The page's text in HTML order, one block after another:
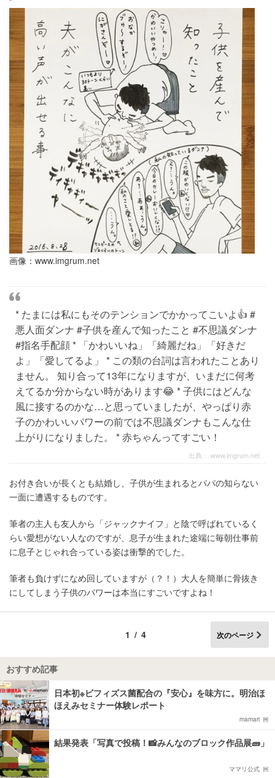
画像： www.imgrum.net
* たまには私にもそのテンションでかかってこいよ👍 #
悪人面ダンナ #子供を産んで知ったこと #不思議ダンナ
#指名手配顔 * 「かわいいね」「綺麗だね」「好きだ
よ」「愛してるよ」 * この類の台詞は言われたことあり
ません。 知り合って13年になりますが、いまだに何考
えてるか分からない時があります😂 * 子供にはどんな
風に接するのかな…と思っていましたが、やっぱり赤
子のかわいいパワーの前では不思議ダンナもこんな仕
上がりになりました。 * 赤ちゃんってすごい！
出典： www.imgrum.net
お付き合いが長くとも結婚し、子供が生まれるとパパの知らない
一面に遭遇するものです。
筆者の主人も友人から「ジャックナイフ」と陰で呼ばれているく
らい愛想がない人なのですが、息子が生まれた途端に毎朝仕事前
に息子とじゃれ合っている姿は衝撃的でした。
筆者も負けずになめ回していますが（？！）大人を簡単に骨抜き
にしてしまう子供のパワーは本当にすごいですよね！
1/4 次のページ
おすすめ記事
日本初※ビフィズス菌配合の『安心』を味方に。明治ほ
ほえみセミナー体験レポート
mamari
結果発表「写真で投稿！📸みんなのブロック作品展🧱」
ママリ公式